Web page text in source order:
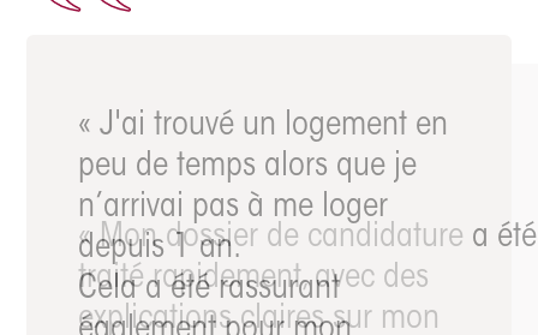
« J'ai trouvé un logement en
peu de temps alors que je
n’arrivai pas à me loger
depuis 1 an.
Cela a été rassurant